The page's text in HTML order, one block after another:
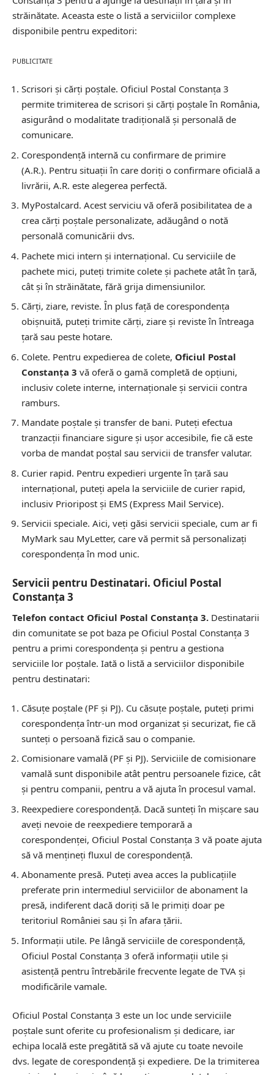
străinătate. Aceasta este o listă a serviciilor complexe
disponibile pentru expeditori:
PUBLICITATE
Scrisori și cărți poștale. Oficiul Postal Constanţa 3
permite trimiterea de scrisori și cărți poștale în România,
asigurând o modalitate tradițională și personală de
comunicare.
Corespondență internă cu confirmare de primire
(A.R.). Pentru situații în care doriți o confirmare oficială a
livrării, A.R. este alegerea perfectă.
MyPostalcard. Acest serviciu vă oferă posibilitatea de a
crea cărți poștale personalizate, adăugând o notă
personală comunicării dvs.
Pachete mici intern și internațional. Cu serviciile de
pachete mici, puteți trimite colete și pachete atât în țară,
cât și în străinătate, fără grija dimensiunilor.
Cărți, ziare, reviste. În plus față de corespondența
obișnuită, puteți trimite cărți, ziare și reviste în întreaga
țară sau peste hotare.
Colete. Pentru expedierea de colete, Oficiul Postal
Constanţa 3 vă oferă o gamă completă de opțiuni,
inclusiv colete interne, internaționale și servicii contra
ramburs.
Mandate poștale și transfer de bani. Puteți efectua
tranzacții financiare sigure și ușor accesibile, fie că este
vorba de mandat poștal sau servicii de transfer valutar.
Curier rapid. Pentru expedieri urgente în țară sau
internațional, puteți apela la serviciile de curier rapid,
inclusiv Prioripost și EMS (Express Mail Service).
Servicii speciale. Aici, veți găsi servicii speciale, cum ar fi
MyMark sau MyLetter, care vă permit să personalizați
corespondența în mod unic.
Servicii pentru Destinatari. Oficiul Postal
Constanţa 3
Telefon contact Oficiul Postal Constanţa 3. Destinatarii
din comunitate se pot baza pe Oficiul Postal Constanţa 3
pentru a primi corespondența și pentru a gestiona
serviciile lor poștale. Iată o listă a serviciilor disponibile
pentru destinatari:
Căsuțe poștale (PF și PJ). Cu căsuțe poștale, puteți primi
corespondența într-un mod organizat și securizat, fie că
sunteți o persoană fizică sau o companie.
Comisionare vamală (PF și PJ). Serviciile de comisionare
vamală sunt disponibile atât pentru persoanele fizice, cât
și pentru companii, pentru a vă ajuta în procesul vamal.
Reexpediere corespondență. Dacă sunteți în mișcare sau
aveți nevoie de reexpediere temporară a
corespondenței, Oficiul Postal Constanţa 3 vă poate ajuta
să vă mențineți fluxul de corespondență.
Abonamente presă. Puteți avea acces la publicațiile
preferate prin intermediul serviciilor de abonament la
presă, indiferent dacă doriți să le primiți doar pe
teritoriul României sau și în afara țării.
Informații utile. Pe lângă serviciile de corespondență,
Oficiul Postal Constanţa 3 oferă informații utile și
asistență pentru întrebările frecvente legate de TVA și
modificările vamale.
Oficiul Postal Constanţa 3 este un loc unde serviciile
poștale sunt oferite cu profesionalism și dedicare, iar
echipa locală este pregătită să vă ajute cu toate nevoile
dvs. legate de corespondență și expediere. De la trimiterea